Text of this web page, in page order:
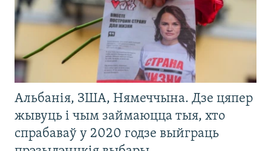
Альбанія, ЗША, Нямеччына. Дзе цяпер
жывуць і чым займаюцца тыя, хто
спрабаваў у 2020 годзе выйграць